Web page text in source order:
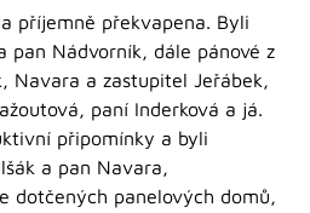
příjemně překvapena. Byli
pan Nádvorník, dále pánové z
Navara a zastupitel Jeřábek,
paní Inderková a já.
připomínky a byli
a pan Navara,
dotčených panelových domů,